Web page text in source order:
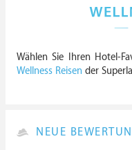
Wählen Sie Ihren Hotel-
Wellness Reisen der
NEUE